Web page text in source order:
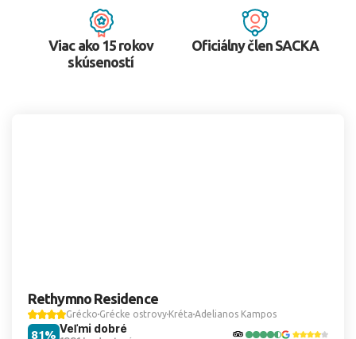
Viac ako 15 rokov
skúseností
Oficiálny člen SACKA
Rethymno Residence
Grécko Grécke ostrovy Kréta Adelianos Kampos
Veľmi dobré
81%